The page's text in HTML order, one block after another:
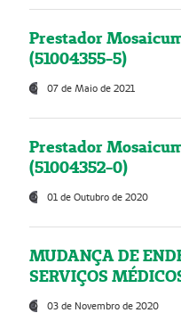
Prestador
(51004355-5)
07 de Maio de 2021
Prestador
(51004352-0)
01 de Outubro de 2020
MUDANÇA DE
SERVIÇOS
03 de Novembro de 2020